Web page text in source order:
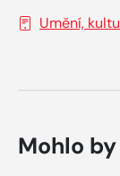
Umění,
Mohlo